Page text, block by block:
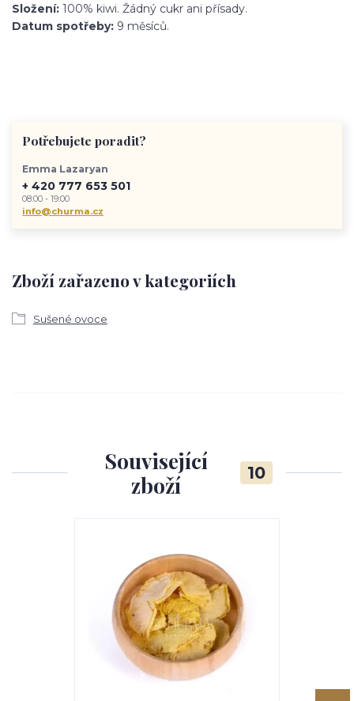
Složení: 100% kiwi. Žádný cukr ani přísady.
Datum spotřeby: 9 měsíců.
Zboží zařazeno v kategoriích
Sušené ovoce
Potřebujete poradit?
Emma Lazaryan
+ 420 777 653 501
08:00 - 19:00
info@churma.cz
Související
zboží
10